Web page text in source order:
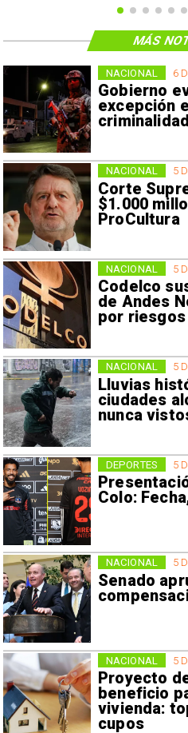
6
Gobierno
excepción
criminalidad
NACIONAL
5
Corte
$1.000
ProCultura
NACIONAL
5
Codelco
de Andes
por
NACIONAL
5
Lluvias
ciudades
nunca
NACIONAL
5
Colo:
DEPORTES
5
Senado
NACIONAL
5
Proyecto
beneficio
vivienda:
cupos
NACIONAL
MÁS